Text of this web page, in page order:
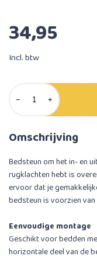
34,95
Incl. btw
− +
Omschrijving
Bedsteun om het in- en
rugklachten hebt is
ervoor dat je
bedsteun is voorzien
Eenvoudige montage
Geschikt voor bedden
horizontale deel van de